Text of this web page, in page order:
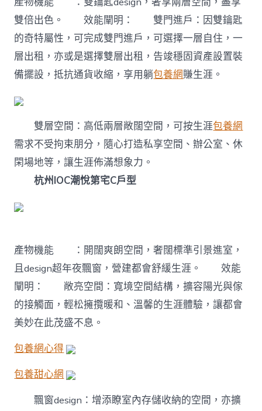
雙倍出色。 效能闡明： 雙門進戶：因雙鑰匙
的奇特屬性，可完成雙門進戶，可選擇一層自住，一
層出租，亦或是選擇雙層出租，告竣穩固資產設置裝
備擺設，抵抗通貨收縮，享用躺包養網賺生涯。
雙層空間：高低兩層敞闊空間，可按生涯包養網
需求不受拘束朋分，隨心打造私享空間、辦公室、休
閑場地等，讓生涯佈滿想象力。
杭州IOC潮悅第宅C戶型
產物機能 ：開闊爽朗空間，奢闊標準引景進室，
且design超年夜飄窗，營建都會舒緩生涯。 效能
闡明： 敞亮空間：寬境空間結構，擴容陽光與傢
的接觸面，輕松擁攬暖和、溫馨的生涯體驗，讓都會
美妙在此茂盛不息。
包養網心得
包養甜心網
飄窗design：增添瞭室內存儲收納的空間，亦擴